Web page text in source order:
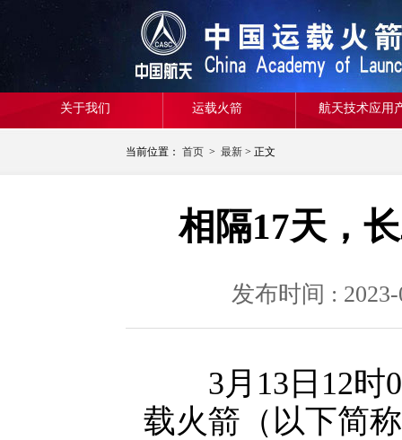
关于我们 运载火箭 航天技术应用
当前位置： 首页 > 最新 > 正文
相隔17天，
发布时间 :
3月13日12时
载火箭（以下简